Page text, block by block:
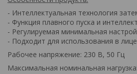
- Интеллектуальная технология
- Функция плавного пуска и
- Регулируемая минимальная
- Подходит для использования в
Рабочее напряжение: 230 В, 50 Гц
Максимальная номинальная